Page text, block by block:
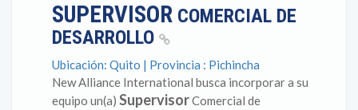
SUPERVISOR COMERCIAL DE
DESARROLLO
Ubicación: Quito | Provincia : Pichincha
New Alliance International busca incorporar a su
equipo un(a) SupervisorComercial de